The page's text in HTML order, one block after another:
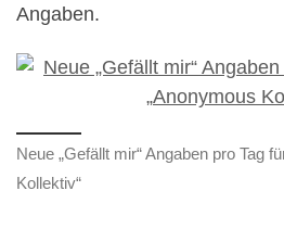
Angaben.
Neue „Gefällt mir“ Angaben pro Tag
Kollektiv“